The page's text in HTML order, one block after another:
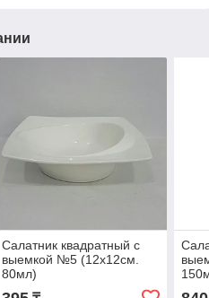
Салатник квадратный с
выемкой №5 (12х12см.
80мл)